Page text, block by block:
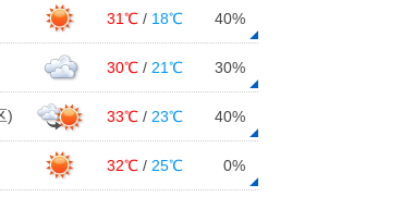
31℃ / 18℃ 40%
30℃ / 21℃ 30%
) 33℃ / 23℃ 40%
32℃ / 25℃ 0%